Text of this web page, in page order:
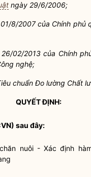
ngày 29/6/2006;
8/2007 của Chính phủ
02/2013 của Chính
nghệ;
chuẩn Đo lường Chất
QUYẾT ĐỊNH:
sau đây:
nuôi - Xác định